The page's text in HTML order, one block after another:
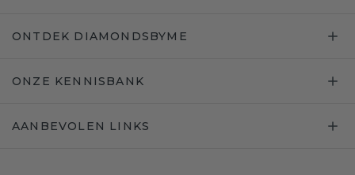
ONTDEK DIAMONDSBYME
ONZE KENNISBANK
AANBEVOLEN LINKS